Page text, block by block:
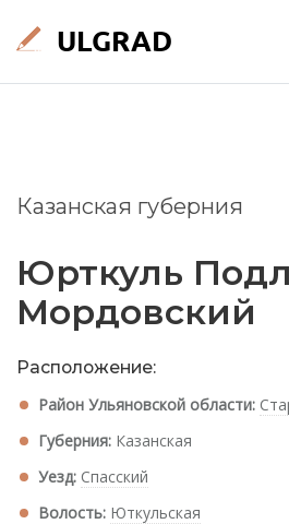
Казанская губерния
Юрткуль
Мордовский
Расположение:
Район Ульяновской области:
Губерния: Казанская
Уезд: Спасский
Волость: Юткульская